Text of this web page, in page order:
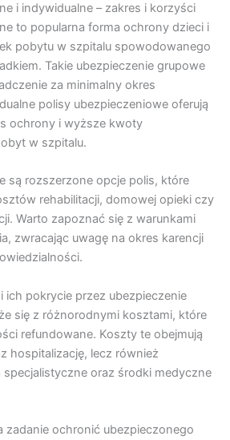
i indywidualne – zakres i korzyści
to popularna forma ochrony dzieci i
pobytu w szpitalu spowodowanego
Takie ubezpieczenie grupowe
za minimalny okres
polisy ubezpieczeniowe oferują
ochrony i wyższe kwoty
w szpitalu.
są rozszerzone opcje polis, które
rehabilitacji, domowej opieki czy
Warto zapoznać się z warunkami
zwracając uwagę na okres karencji
ich pokrycie przez ubezpieczenie
się z różnorodnymi kosztami, które
refundowane. Koszty te obejmują
hospitalizację, lecz również
specjalistyczne oraz środki medyczne
zadanie ochronić ubezpieczonego